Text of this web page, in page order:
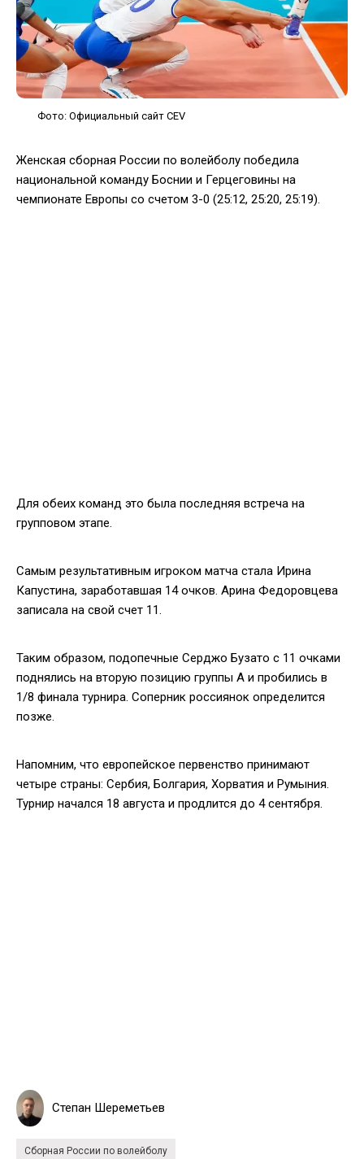
Фото: Официальный сайт CEV
Женская сборная России по волейболу победила
национальной команду Боснии и Герцеговины на
чемпионате Европы со счетом 3-0 (25:12, 25:20, 25:19).
Для обеих команд это была последняя встреча на
групповом этапе.
Самым результативным игроком матча стала Ирина
Капустина, заработавшая 14 очков. Арина Федоровцева
записала на свой счет 11.
Таким образом, подопечные Серджо Бузато с 11 очками
поднялись на вторую позицию группы А и пробились в
1/8 финала турнира. Соперник россиянок определится
позже.
Напомним, что европейское первенство принимают
четыре страны: Сербия, Болгария, Хорватия и Румыния.
Турнир начался 18 августа и продлится до 4 сентября.
Степан Шереметьев
Сборная России по волейболу